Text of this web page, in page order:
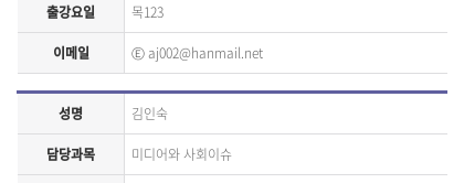
출강요일 목123
이메일 Ⓔaj002@hanmail.net
성명 김인숙
담당과목 미디어와 사회이슈